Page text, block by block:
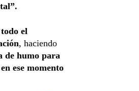
el
, haciendo
de humo para
ese momento